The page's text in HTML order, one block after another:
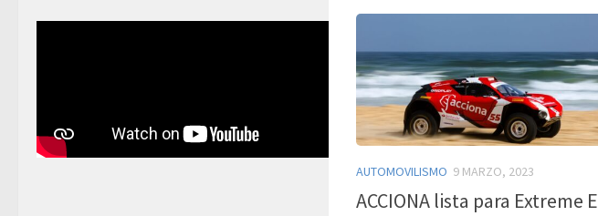
AUTOMOVILISMO 9 MARZO, 2023
ACCIONA lista para Extreme E